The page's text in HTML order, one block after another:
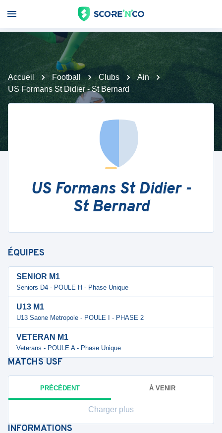
Accueil Football Clubs
Ain
US Formans St Didier - St Bernard
US Formans St Didier -
St Bernard
ÉQUIPES
SENIOR M1
Seniors D4 - POULE H - Phase Unique
U13 M1
U13 Saone Metropole - POULE I - PHASE 2
VETERAN M1
Veterans - POULE A - Phase Unique
MATCHS USF
PRÉCÉDENT À VENIR
Charger plus
INFORMATIONS